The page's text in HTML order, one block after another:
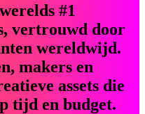
#1
vertrouwd door
wereldwijd.
makers en
assets die
tijd en budget.